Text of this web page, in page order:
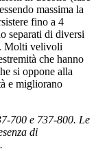
massima la
fino a 4
separati di diversi
. Molti velivoli
che hanno
si oppone alla
e migliorano
700 e 737-800. Le
di